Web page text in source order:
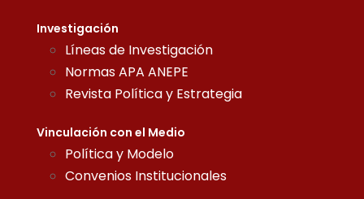
Investigación
Líneas de Investigación
Normas APA ANEPE
Revista Política y Estrategia
Vinculación con el Medio
Política y Modelo
Convenios Institucionales